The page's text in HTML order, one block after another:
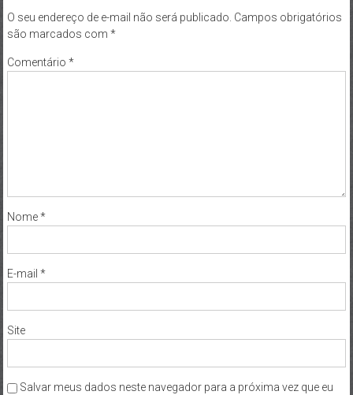
O seu endereço de e-mail não será publicado. Campos obrigatórios
são marcados com *
Comentário *
Nome*
E-mail *
Site
Salvar meus dados neste navegador para a próxima vez que eu